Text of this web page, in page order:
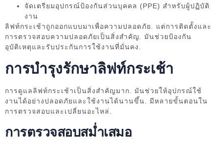
จัดเตรียมอุปกรณ์ป้องกันส่วนบุคคล (PPE) สำหรับผู้ปฏิบัติ
งาน
ลิฟท์กระเช้าถูกออกแบบมาเพื่อความปลอดภัย. แต่การติดตั้งและ
การตรวจสอบความปลอดภัยเป็นสิ่งสำคัญ. มันช่วยป้องกัน
อุบัติเหตุและรับประกันการใช้งานที่มั่นคง.
การบำรุงรักษาลิฟท์กระเช้า
การดูแลลิฟท์กระเช้าเป็นสิ่งสำคัญมาก. มันช่วยให้อุปกรณ์ใช้
งานได้อย่างปลอดภัยและใช้งานได้นานขึ้น. มีหลายขั้นตอนใน
การตรวจสอบและเปลี่ยนอะไหล่.
การตรวจสอบสม่ำเสมอ